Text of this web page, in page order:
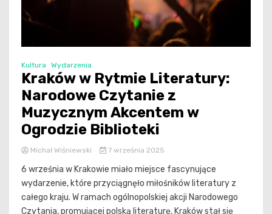
Kultura Wydarzenia
Kraków w Rytmie Literatury:
Narodowe Czytanie z
Muzycznym Akcentem w
Ogrodzie Biblioteki
Michał Wiśniewski 7 września 2025
6 września w Krakowie miało miejsce fascynujące
wydarzenie, które przyciągnęło miłośników literatury z
całego kraju. W ramach ogólnopolskiej akcji Narodowego
Czytania, promującej polską literaturę, Kraków stał się